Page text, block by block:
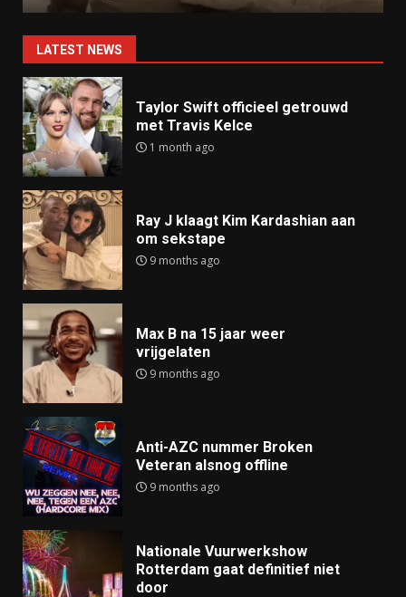
LATEST NEWS
Taylor Swift officieel getrouwd
met Travis Kelce
1 month ago
Ray J klaagt Kim Kardashian aan
om sekstape
9 months ago
Max B na 15 jaar weer
vrijgelaten
9 months ago
Anti-AZC nummer Broken
Veteran alsnog offline
9 months ago
Nationale Vuurwerkshow
Rotterdam gaat definitief niet
door